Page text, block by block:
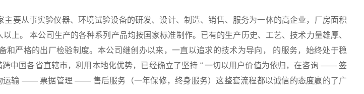
主要从事实验仪器、环境试验设备的研发、设计、制造、销售、服务为一体的高企业，厂房面积
上。 本公司生产的各种系列产品均按国家标准制作。已有的生产历史、工艺、技术力量雄厚、
和严格的出厂检验制度。本公司继创办以来，一直以追求的技术为导向， 的服务，始终处于稳
中国各省直辖市，利用本地化优势，已经确立了坚持 “ 一切以用户价值为依归，在咨询 —— 签
输 —— 票据管理 —— 售后服务（一年保修，终身服务）这整套流程都以诚信的态度赢的了广